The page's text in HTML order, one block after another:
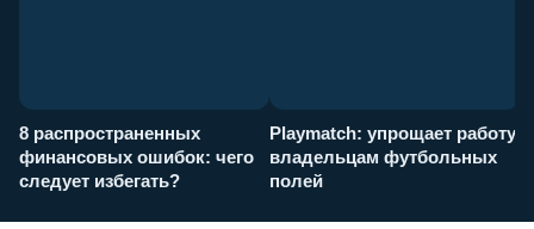
8 распространенных
финансовых ошибок: чего
следует избегать?
Playmatch: упрощает работу
владельцам футбольных
полей